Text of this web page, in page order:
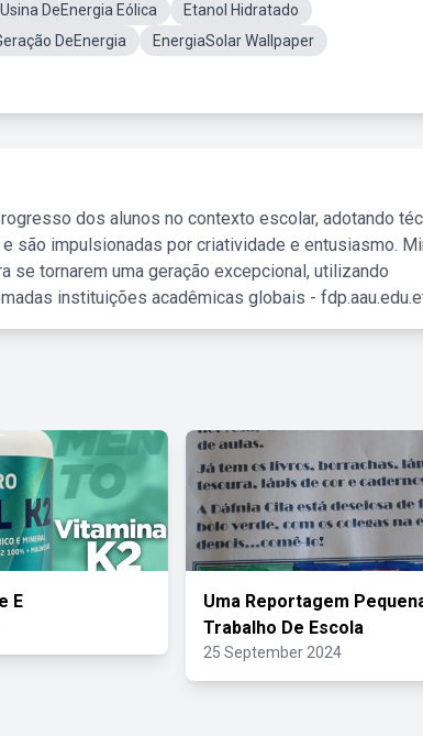
Usina DeEnergia Eólica
Etanol Hidratado
DeEnergia
EnergiaSolar Wallpaper
dos alunos no contexto escolar, adotando
são impulsionadas por criatividade e entusiasmo.
se tornarem uma geração excepcional, utilizando
instituições acadêmicas globais -
E
Uma Reportagem
Trabalho De Escola
25 September 2024